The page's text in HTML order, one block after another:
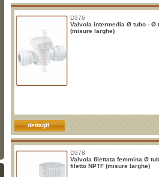
D376
Valvola intermedia Ø tubo - Ø
(misure larghe)
dettagli
D378
Valvola filettata femmina Ø
filetto NPTF (misure larghe)